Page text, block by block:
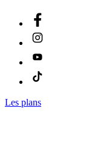
Les plans